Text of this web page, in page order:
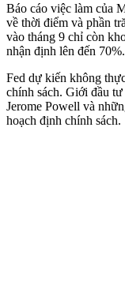
Báo cáo việc làm của
về thời điểm và phần
vào tháng 9 chỉ còn
nhận định lên đến 70%.
Fed dự kiến không
chính sách. Giới đầu
Jerome Powell và
hoạch định chính sách.